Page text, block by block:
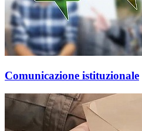
Comunicazione istituzionale